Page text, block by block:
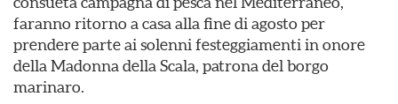
faranno ritorno a casa alla fine di agosto per
prendere parte ai solenni festeggiamenti in onore
della Madonna della Scala, patrona del borgo
marinaro.